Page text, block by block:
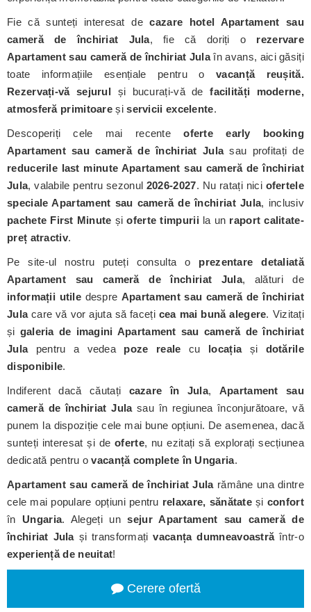
Fie că sunteți interesat decazare hotel Apartament sau
cameră de închiriat Jula, fie că doriți o rezervare
Apartament sau cameră de închiriat Julaîn avans, aici găsiți
toate informațiile esențiale pentru ovacanță reușită.
Rezervați-vă sejurul și bucurați-vă defacilități moderne,
atmosferă primitoare șiservicii excelente.
Descoperiți cele mai recenteoferte early booking
Apartament sau cameră de închiriat Julasau profitați de
reducerile last minute Apartament sau cameră de închiriat
Jula, valabile pentru sezonul 2026-2027. Nu ratați nici ofertele
speciale Apartament sau cameră de închiriat Jula, inclusiv
pachete First Minute șioferte timpurii la un raport calitate-
preț atractiv.
Pe site-ul nostru puteți consulta o prezentare detaliată
Apartament sau cameră de închiriat Jula, alături de
informații utile despre Apartament sau cameră de închiriat
Julacare vă vor ajuta să faceți cea mai bună alegere. Vizitați
și galeria de imagini Apartament sau cameră de închiriat
Julapentru a vedea poze reale cu locațiași dotările
disponibile.
Indiferent dacă căutați cazare în Jula, Apartament sau
cameră de închiriat Julasau în regiunea înconjurătoare, vă
punem la dispoziție cele mai bune opțiuni. De asemenea, dacă
sunteți interesat și deoferte, nu ezitați să explorați secțiunea
dedicată pentru ovacanță complete în Ungaria.
Apartament sau cameră de închiriat Jularămâne una dintre
cele mai populare opțiuni pentru relaxare, sănătate și confort
în Ungaria. Alegeți unsejur Apartament sau cameră de
închiriat Julași transformațivacanța dumneavoastrăîntr-o
experiență de neuitat!
Cerere ofertă